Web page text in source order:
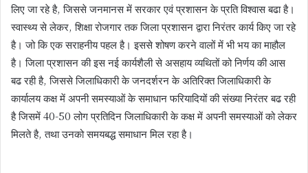
लिए जा रहे है, जिससे जनमानस में सरकार एवं प्रशासन के प्रति विश्वास बढा है।
स्वास्थ्य से लेकर, शिक्षा रोजगार तक जिला प्रशासन द्वारा निरंतर कार्य किए जा रहे
है। जो कि एक सराहनीय पहल है। इससे शोषण करने वालों में भी भय का माहौल
है। जिला प्रशासन की इस नई कार्यशैली से असहाय व्यथितों को निर्णय की आस
बढ रही है, जिससे जिलाधिकारी के जनदर्शरन के अतिरिक्त जिलाधिकारी के
कार्यालय कक्ष में अपनी समस्याओं के समाधान फरियादियों की संख्या निरंतर बढ रही
है जिसमें 40-50 लोग प्रतिदिन जिलाधिकारी के कक्ष में अपनी समस्याओं को लेकर
मिलते है, तथा उनको समयबद्ध समाधान मिल रहा है।